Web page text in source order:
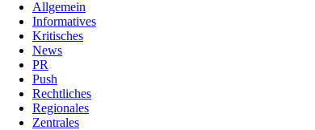
Allgemein
Informatives
Kritisches
News
PR
Push
Rechtliches
Regionales
Zentrales